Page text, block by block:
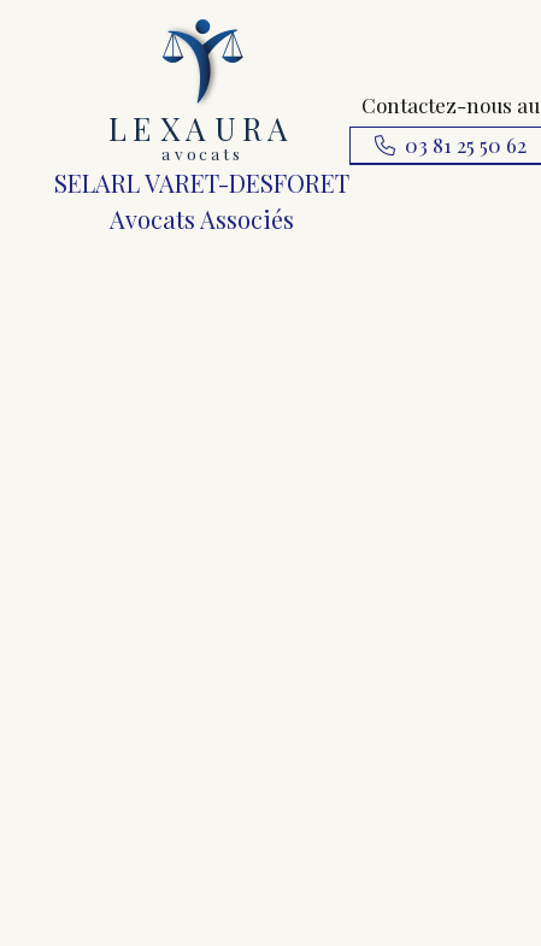
LE XA URA
a v ocats
SELARL VARET-DESFORET
Avocats Associés
Contactez-nous au
03 81 25 50 62